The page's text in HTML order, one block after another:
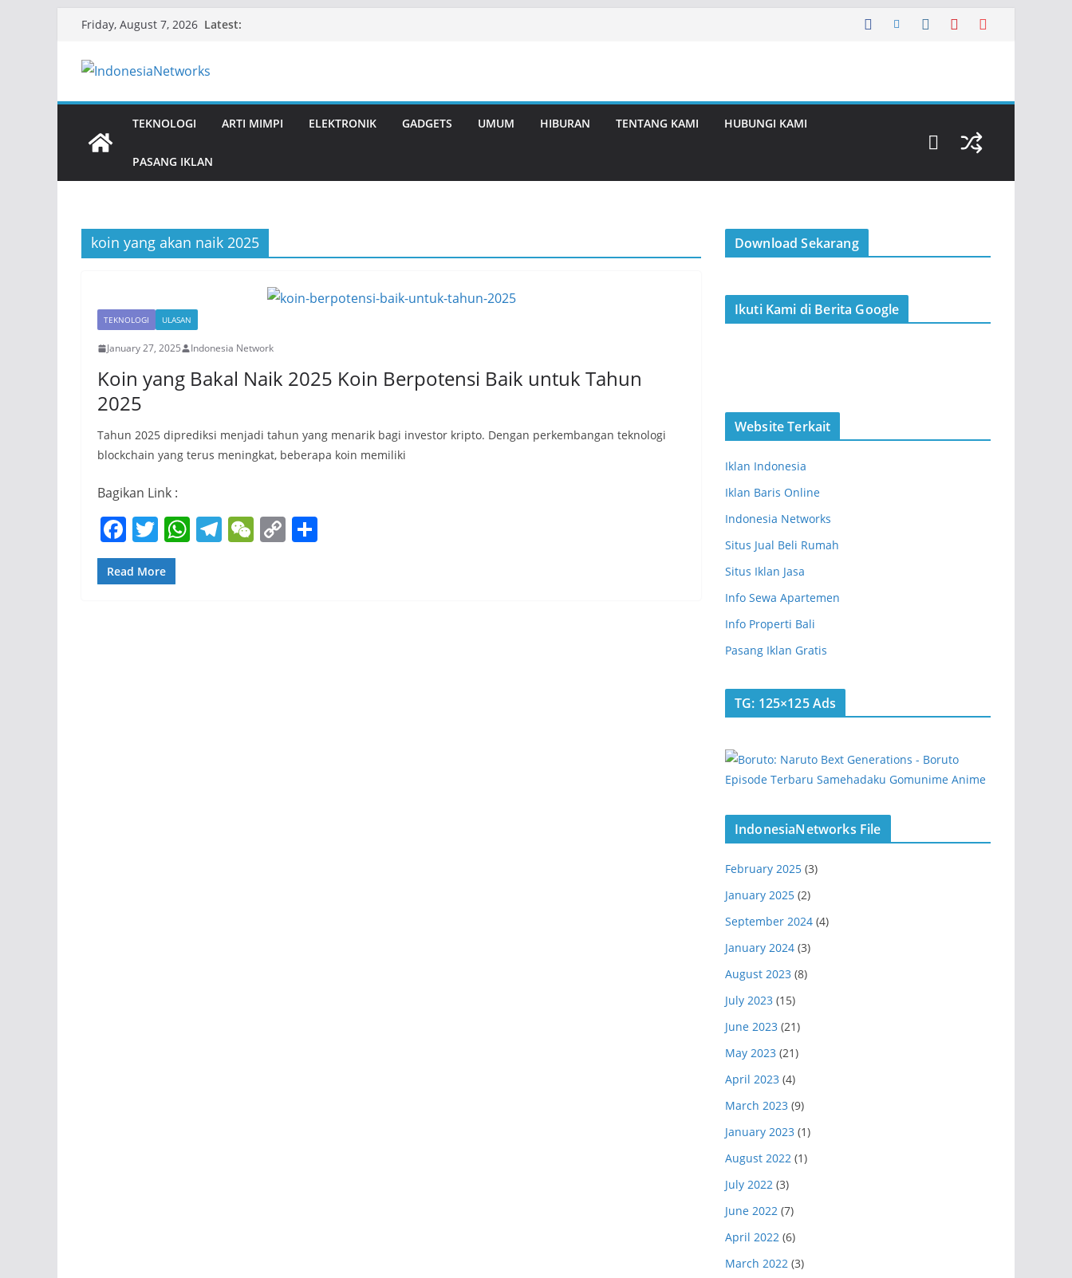
content
Friday, August 7, 2026 Latest:
TEKNOLOGI ARTI MIMPI ELEKTRONIK GADGETS UMUM HIBURAN TENTANG KAMI HUBUNGI KAMI
PASANG IKLAN
koin yang akan naik 2025
TEKNOLOGI ULASAN
January 27, 2025 Indonesia Network
Koin yang Bakal Naik 2025 Koin Berpotensi Baik untuk Tahun
2025
Tahun 2025 diprediksi menjadi tahun yang menarik bagi investor kripto. Dengan perkembangan teknologi
blockchain yang terus meningkat, beberapa koin memiliki
Bagikan Link :
F
a
c
T
w
itt
W T W C
Read More
Download Sekarang
Ikuti Kami di Berita Google
Website Terkait
Iklan Indonesia
Iklan Baris Online
Indonesia Networks
Situs Jual Beli Rumah
Situs Iklan Jasa
Info Sewa Apartemen
Info Properti Bali
Pasang Iklan Gratis
TG: 125×125 Ads
IndonesiaNetworks File
February 2025 (3)
January 2025 (2)
September 2024 (4)
January 2024 (3)
August 2023 (8)
July 2023 (15)
June 2023 (21)
May 2023 (21)
April 2023 (4)
March 2023 (9)
January 2023 (1)
August 2022 (1)
July 2022 (3)
June 2022 (7)
April 2022 (6)
March 2022 (3)